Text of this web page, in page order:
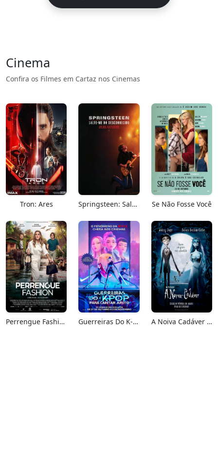
Cinema
Confira os Filmes em Cartaz nos Cinemas
Tron: Ares Springsteen: Salve-me Do Desconhecido Se Não Fosse Você
Perrengue Fashion Guerreiras Do K-Pop: Para Cantar Junto A Noiva Cadáver (Relançamento)